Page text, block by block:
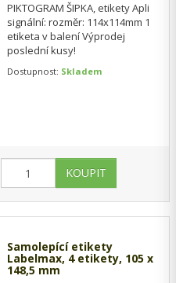
PIKTOGRAM ŠIPKA, etikety Apli
signální: rozměr: 114x114mm 1
etiketa v balení Výprodej
poslední kusy!
Dostupnost: Skladem
Samolepící etikety
Labelmax, 4 etikety, 105 x
148,5 mm